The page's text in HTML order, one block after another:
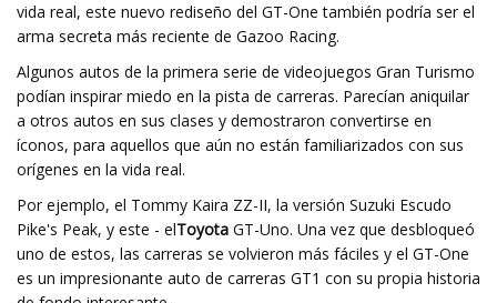
vida real, este nuevo rediseño del GT-One también podría ser el
arma secreta más reciente de Gazoo Racing.
Algunos autos de la primera serie de videojuegos Gran Turismo
podían inspirar miedo en la pista de carreras. Parecían aniquilar
a otros autos en sus clases y demostraron convertirse en
íconos, para aquellos que aún no están familiarizados con sus
orígenes en la vida real.
Por ejemplo, el Tommy Kaira ZZ-II, la versión Suzuki Escudo
Pike's Peak, y este - elToyota GT-Uno. Una vez que desbloqueó
uno de estos, las carreras se volvieron más fáciles y el GT-One
es un impresionante auto de carreras GT1 con su propia historia